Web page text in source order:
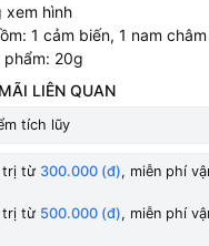
xem hình
1 cảm biến, 1 nam châm
phẩm: 20g
LIÊN QUAN
tích lũy
trị từ 300.000 (đ), miễn phí
trị từ 500.000 (đ), miễn phí